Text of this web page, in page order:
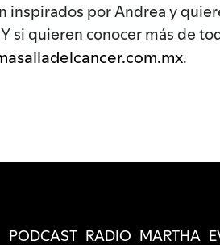
inspirados por Andrea y
si quieren conocer más de
.
PODCAST RADIO MARTHA